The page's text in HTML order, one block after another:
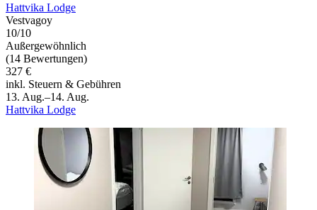
Hattvika Lodge
Vestvagoy
10/10
Außergewöhnlich
(14 Bewertungen)
327 €
inkl. Steuern & Gebühren
13. Aug.–14. Aug.
Hattvika Lodge